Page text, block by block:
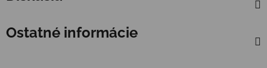
Ostatné informácie